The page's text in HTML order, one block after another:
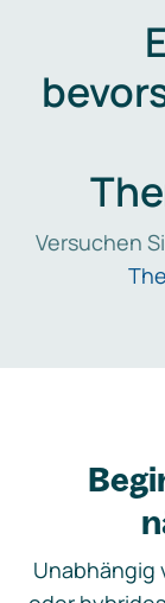
Versuchen
Unabhängig